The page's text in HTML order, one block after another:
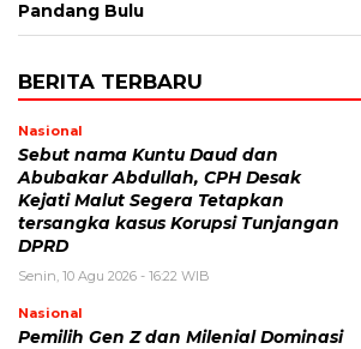
Pandang Bulu
BERITA TERBARU
Nasional
Sebut nama Kuntu Daud dan
Abubakar Abdullah, CPH Desak
Kejati Malut Segera Tetapkan
tersangka kasus Korupsi Tunjangan
DPRD
Senin, 10 Agu 2026 - 16:22 WIB
Nasional
Pemilih Gen Z dan Milenial Dominasi